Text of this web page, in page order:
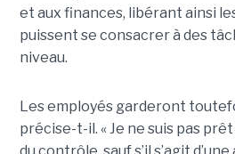
et aux finances, libérant ainsi
puissent se consacrer à des
niveau.
Les employés garderont
précise-t-il. « Je ne suis pas